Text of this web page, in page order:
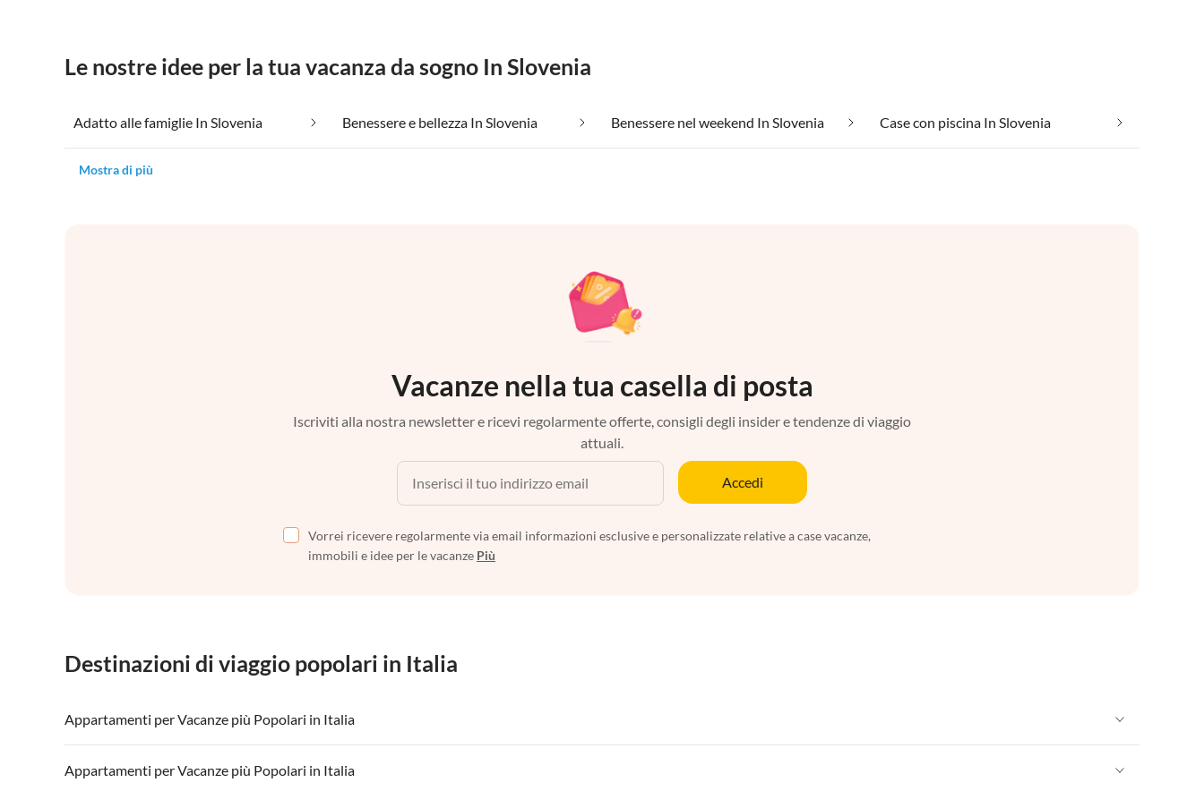
Le nostre idee per la tua vacanza da sogno In Slovenia
Adatto alle famiglie In Slovenia Benessere e bellezza In Slovenia Benessere nel weekend In Slovenia Case con piscina In Slovenia
Mostra di più
Vacanze nella tua casella di posta
Iscriviti alla nostra newsletter e ricevi regolarmente offerte, consigli degli insider e tendenze di viaggio
attuali.
Accedi
Vorrei ricevere regolarmente via email informazioni esclusive e personalizzate relative a case vacanze,
immobili e idee per le vacanze Più
Destinazioni di viaggio popolari in Italia
Appartamenti per Vacanze più Popolari in Italia
Appartamenti per Vacanze in Italia Appartamenti per Vacanze in Liguria
Appartamenti per Vacanze più Popolari in Italia